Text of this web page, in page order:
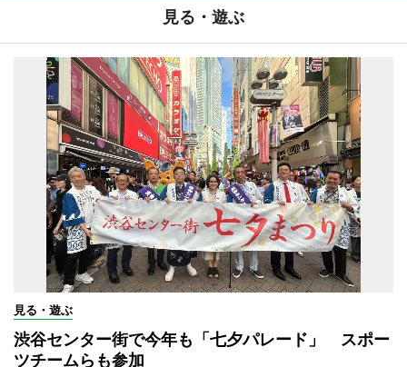
見る・遊ぶ
見る・遊ぶ
渋谷センター街で今年も「七夕パレード」 スポー
ツチームらも参加